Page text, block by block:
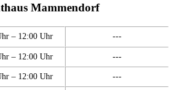
Mammendorf
– 12:00 Uhr ---
– 12:00 Uhr ---
– 12:00 Uhr ---